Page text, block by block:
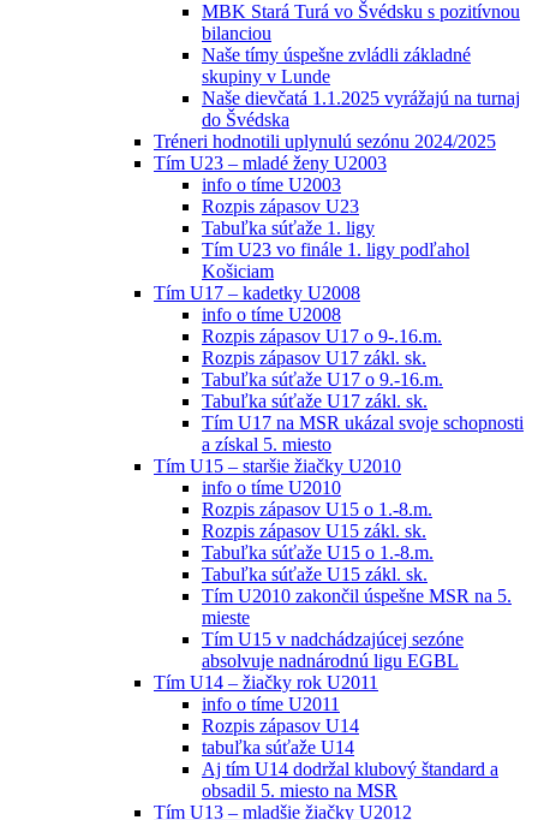
MBK Stará Turá vo Švédsku s pozitívnou
bilanciou
Naše tímy úspešne zvládli základné
skupiny v Lunde
Naše dievčatá 1.1.2025 vyrážajú na turnaj
do Švédska
Tréneri hodnotili uplynulú sezónu 2024/2025
Tím U23 – mladé ženy U2003
info o tíme U2003
Rozpis zápasov U23
Tabuľka súťaže 1. ligy
Tím U23 vo finále 1. ligy podľahol
Košiciam
Tím U17 – kadetky U2008
info o tíme U2008
Rozpis zápasov U17 o 9-.16.m.
Rozpis zápasov U17 zákl. sk.
Tabuľka súťaže U17 o 9.-16.m.
Tabuľka súťaže U17 zákl. sk.
Tím U17 na MSR ukázal svoje schopnosti
a získal 5. miesto
Tím U15 – staršie žiačky U2010
info o tíme U2010
Rozpis zápasov U15 o 1.-8.m.
Rozpis zápasov U15 zákl. sk.
Tabuľka súťaže U15 o 1.-8.m.
Tabuľka súťaže U15 zákl. sk.
Tím U2010 zakončil úspešne MSR na 5.
mieste
Tím U15 v nadchádzajúcej sezóne
absolvuje nadnárodnú ligu EGBL
Tím U14 – žiačky rok U2011
info o tíme U2011
Rozpis zápasov U14
tabuľka súťaže U14
Aj tím U14 dodržal klubový štandard a
obsadil 5. miesto na MSR
Tím U13 – mladšie žiačky U2012